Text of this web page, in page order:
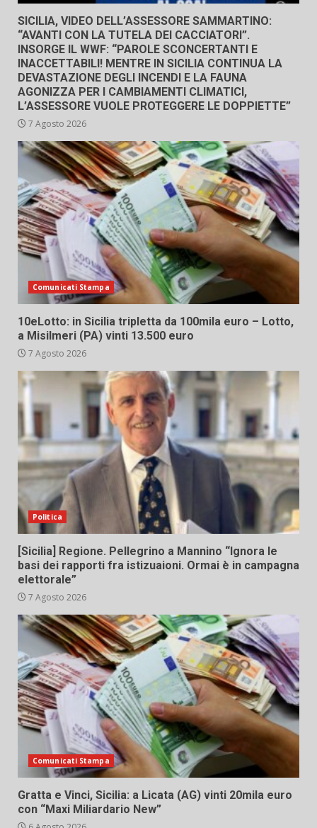
SICILIA, VIDEO DELL’ASSESSORE SAMMARTINO:
“AVANTI CON LA TUTELA DEI CACCIATORI”.
INSORGE IL WWF: “PAROLE SCONCERTANTI E
INACCETTABILI! MENTRE IN SICILIA CONTINUA LA
DEVASTAZIONE DEGLI INCENDI E LA FAUNA
AGONIZZA PER I CAMBIAMENTI CLIMATICI,
L’ASSESSORE VUOLE PROTEGGERE LE DOPPIETTE”
7 Agosto 2026
Comunicati Stampa
10eLotto: in Sicilia tripletta da 100mila euro – Lotto,
a Misilmeri (PA) vinti 13.500 euro
7 Agosto 2026
Politica
[Sicilia] Regione. Pellegrino a Mannino “Ignora le
basi dei rapporti fra istizuaioni. Ormai è in campagna
elettorale”
7 Agosto 2026
Comunicati Stampa
Gratta e Vinci, Sicilia: a Licata (AG) vinti 20mila euro
con “Maxi Miliardario New”